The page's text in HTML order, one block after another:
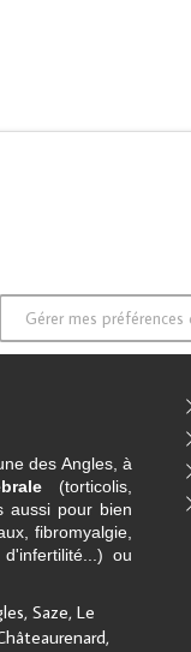
Gérer mes préférences
des Angles, à
(torticolis,
aussi pour bien
fibromyalgie,
ou
Saze, Le